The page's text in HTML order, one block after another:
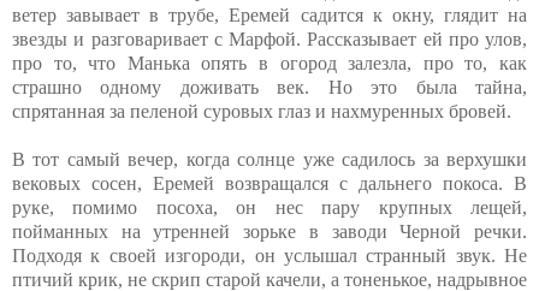
ветер завывает в трубе, Еремей садится к окну, глядит на
звезды и разговаривает с Марфой. Рассказывает ей про улов,
про то, что Манька опять в огород залезла, про то, как
страшно одному доживать век. Но это была тайна,
спрятанная за пеленой суровых глаз и нахмуренных бровей.
В тот самый вечер, когда солнце уже садилось за верхушки
вековых сосен, Еремей возвращался с дальнего покоса. В
руке, помимо посоха, он нес пару крупных лещей,
пойманных на утренней зорьке в заводи Черной речки.
Подходя к своей изгороди, он услышал странный звук. Не
птичий крик, не скрип старой качели, а тоненькое, надрывное